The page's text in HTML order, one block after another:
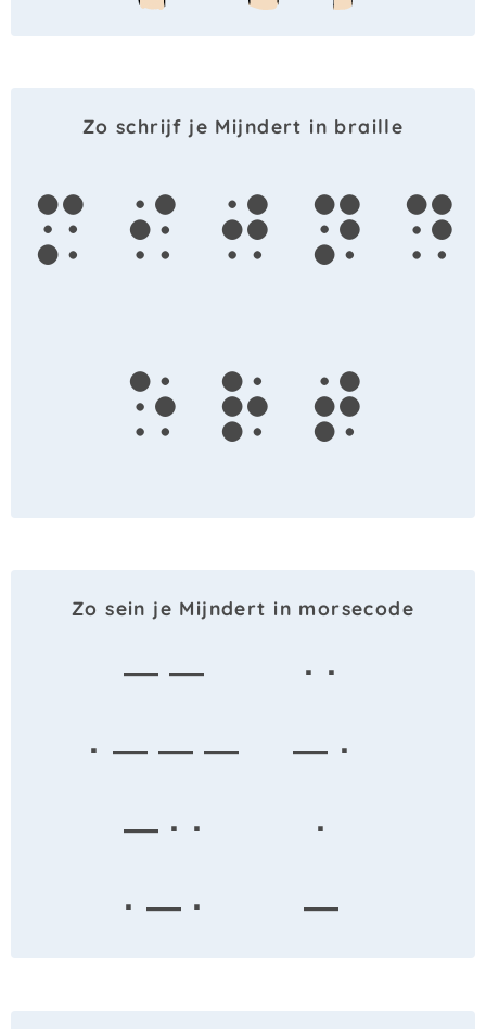
Zo schrijf je Mijndert in braille
m i j n d
e r t
Zo sein je Mijndert in morsecode
— —
· ·
· — — —
— ·
— · ·
·
· — ·
—